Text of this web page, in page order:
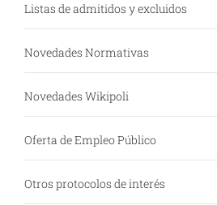
Listas de admitidos y excluidos
Novedades Normativas
Novedades Wikipoli
Oferta de Empleo Público
Otros protocolos de interés